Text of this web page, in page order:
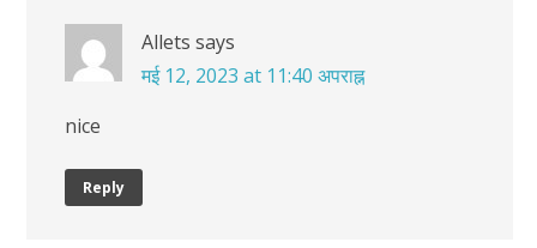
Allets says
मई 12, 2023 at 11:40 अपराह्न
nice
Reply